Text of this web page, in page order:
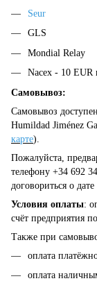
Seur
GLS
Mondial Relay
Nacex - 10 EUR
Самовывоз:
Самовывоз
Humildad Jiménez
карте).
Пожалуйста,
телефону +34 692
договориться о
Условия оплаты:
счёт предприятия
Также при
оплата
оплата